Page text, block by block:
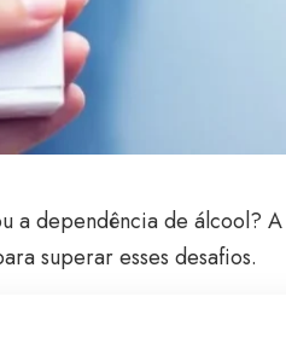
a dependência de álcool?
superar esses desafios.